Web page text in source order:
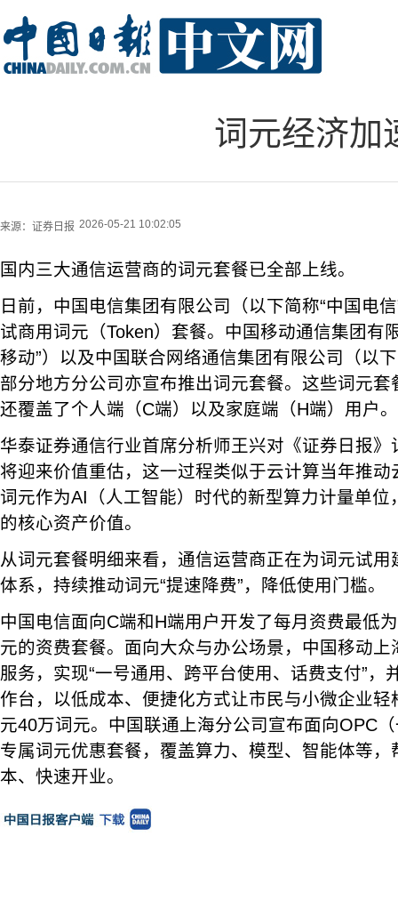
词元经济加
来源： 证券日报 2026-05-21 10:02:05
国内三大通信运营商的词元套餐已全部上线。
日前，中国电信集团有限公司（以下简称“中国电
试商用词元（Token）套餐。中国移动通信集团有
移动”）以及中国联合网络通信集团有限公司（以
部分地方分公司亦宣布推出词元套餐。这些词元
还覆盖了个人端（C端）以及家庭端（H端）用户。
华泰证券通信行业首席分析师王兴对《证券日报
将迎来价值重估，这一过程类似于云计算当年推
词元作为AI（人工智能）时代的新型算力计量单位
的核心资产价值。
从词元套餐明细来看，通信运营商正在为词元试
体系，持续推动词元“提速降费”，降低使用门槛。
中国电信面向C端和H端用户开发了每月资费最低
元的资费套餐。面向大众与办公场景，中国移动
服务，实现“一号通用、跨平台使用、话费支付”，
作台，以低成本、便捷化方式让市民与小微企业
元40万词元。中国联通上海分公司宣布面向OPC
专属词元优惠套餐，覆盖算力、模型、智能体等
本、快速开业。